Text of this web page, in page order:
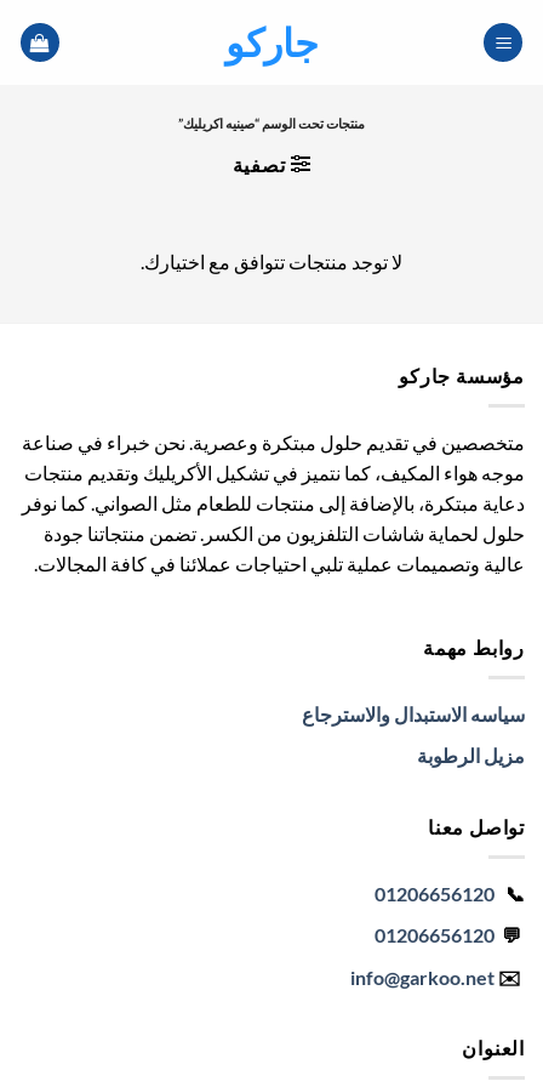
للمحتوى
جاركو
منتجات تحت الوسم “صينيه اكريليك”
تصفية
لا توجد منتجات تتوافق مع اختيارك.
مؤسسة جاركو
متخصصين في تقديم حلول مبتكرة وعصرية. نحن خبراء في صناعة
موجه هواء المكيف، كما نتميز في تشكيل الأكريليك وتقديم منتجات
دعاية مبتكرة، بالإضافة إلى منتجات للطعام مثل الصواني. كما نوفر
حلول لحماية شاشات التلفزيون من الكسر. تضمن منتجاتنا جودة
عالية وتصميمات عملية تلبي احتياجات عملائنا في كافة المجالات.
روابط مهمة
سياسه الاستبدال والاسترجاع
مزيل الرطوبة
تواصل معنا
📞
01206656120
💬
01206656120
✉️
info@garkoo.net
العنوان